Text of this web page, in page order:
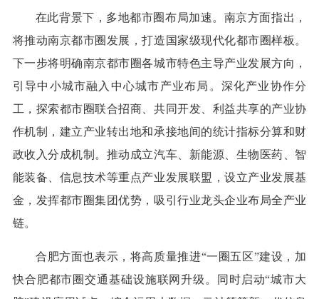
在此背景下，多地都市圈布局加速。南京方面指出，
将推动南京都市圈发展，打造国家级现代化都市圈样板。
下一步将明确南京都市圈各城市特色主导产业发展方向，
引导中小城市融入中心城市产业布局。深化产业协作分
工，探索都市圈联合招商、共同开发、利益共享的产业协
作机制，建立产业转出地和承接地间的统计指标分算和财
政收入分成机制。推动成立汽车、新能源、生物医药、智
能装备、信息技术等重点产业发展联盟，设立产业发展基
金，发挥都市圈集团优势，吸引行业龙头企业布局全产业
链。
合肥方面也表示，将高质量推进“一圈五区”建设，加
快合肥都市圈交通基础设施联网升级。同时启动“城市大